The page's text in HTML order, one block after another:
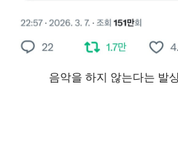
음악을 하지 않는다는 발